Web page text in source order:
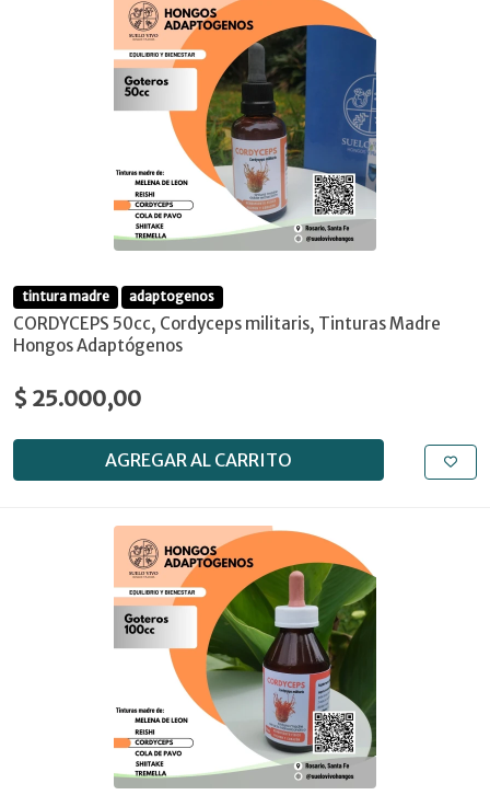
tintura madre adaptogenos
CORDYCEPS 50cc, Cordyceps militaris, Tinturas Madre
Hongos Adaptógenos
$ 25.000,00
AGREGAR AL CARRITO